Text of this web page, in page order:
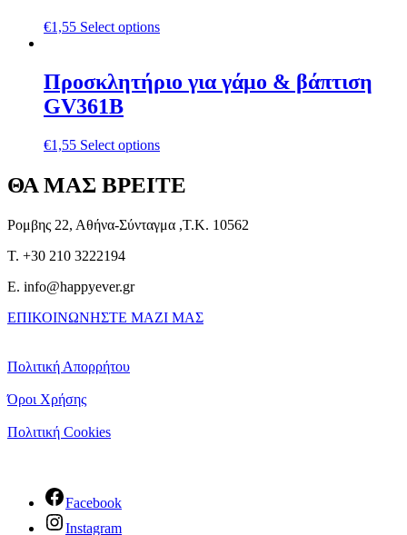
€1,55 Select options
Προσκλητήριο για γάμο & βάπτιση
GV361B
€1,55 Select options
ΘΑ ΜΑΣ ΒΡΕΙΤΕ
Ρομβης 22, Αθήνα-Σύνταγμα ,Τ.Κ. 10562
T. +30 210 3222194
E. info@happyever.gr
ΕΠΙΚΟΙΝΩΝΗΣΤΕ ΜΑΖΙ ΜΑΣ
Πολιτική Απορρήτου
Όροι Χρήσης
Πολιτική Cookies
Facebook
Instagram